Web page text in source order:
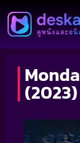
(2023)